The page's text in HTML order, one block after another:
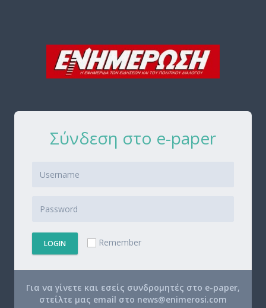
Σύνδεση στο e-paper
LOGIN Remember
Για να γίνετε και εσείς συνδρομητές στο e-paper,
στείλτε μας email στο news@enimerosi.com